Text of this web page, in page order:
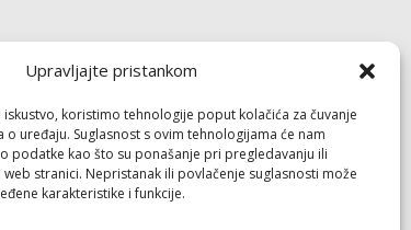
Upravljajte pristankom
koristimo tehnologije poput kolačića za čuvanje
uređaju. Suglasnost s ovim tehnologijama će nam
podatke kao što su ponašanje pri pregledavanju ili
stranici. Nepristanak ili povlačenje suglasnosti može
karakteristike i funkcije.
(EU)